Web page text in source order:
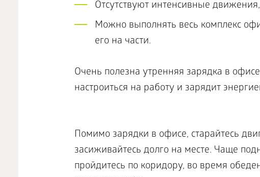
Отсутствуют интенсивные
Можно выполнять весь комплекс
его на части.
Очень полезна утренняя зарядка в офисе
настроиться на работу и зарядит
Помимо зарядки в офисе, старайтесь
засиживайтесь долго на месте. Чаще
пройдитесь по коридору, во время